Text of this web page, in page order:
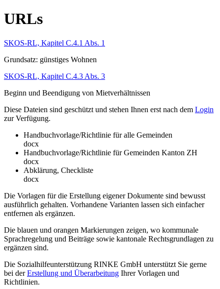
URLs
SKOS-RL, Kapitel C.4.1 Abs. 1
Grundsatz: günstiges Wohnen
SKOS-RL, Kapitel C.4.3 Abs. 3
Beginn und Beendigung von Mietverhältnissen
Diese Dateien sind geschützt und stehen Ihnen erst nach dem Login
zur Verfügung.
Handbuchvorlage/Richtlinie für alle Gemeinden
docx
Handbuchvorlage/Richtlinie für Gemeinden Kanton ZH
docx
Abklärung, Checkliste
docx
Die Vorlagen für die Erstellung eigener Dokumente sind bewusst
ausführlich gehalten. Vorhandene Varianten lassen sich einfacher
entfernen als ergänzen.
Die blauen und orangen Markierungen zeigen, wo kommunale
Sprachregelung und Beiträge sowie kantonale Rechtsgrundlagen zu
ergänzen sind.
Die Sozialhilfeunterstützung RINKE GmbH unterstützt Sie gerne
bei derErstellung und Überarbeitung Ihrer Vorlagen und
Richtlinien.